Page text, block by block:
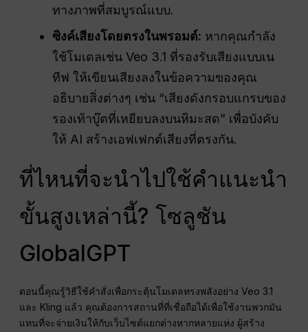
ทางภาพที่สมบูรณ์แบบ.
ซิงค์เสียงโดยตรงในพรอมต์: หากคุณกำลัง
ใช้โมเดลเช่น Veo 3.1 ที่รองรับเสียงแบบเน
ทีฟ ให้เขียนเสียงลงในข้อความของคุณ
อธิบายสิ่งต่างๆ เช่น “เสียงดังกรอบแกรบของ
รองเท้าบู๊ตที่เหยียบลงบนหิมะสด” เพื่อบังคับ
ให้ AI สร้างเอฟเฟกต์เสียงที่ตรงกัน.
ที่ไหนที่จะนำไปใช้คำแนะนำ
ขั้นสูงเหล่านี้? โซลูชัน
GlobalGPT
ตอนนี้คุณรู้วิธีใช้คำสั่งเพื่อกระตุ้นโมเดลทรงพลังอย่าง Veo 3.1
และ Kling แล้ว คุณต้องการสถานที่ที่เชื่อถือได้เพื่อใช้งานพวกมัน
แทนที่จะจ่ายเงินให้กับเว็บไซต์แยกต่างหากหลายแห่ง ผู้สร้าง